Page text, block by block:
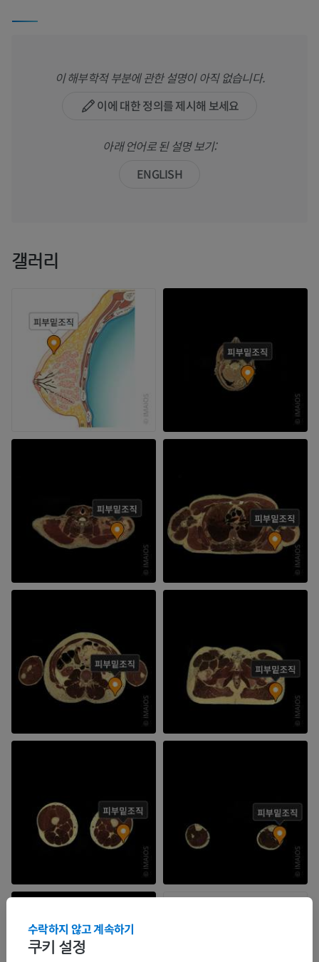
이 해부학적 부분에 관한 설명이 아직 없습니다.
이에 대한 정의를 제시해 보세요
아래 언어로 된 설명 보기:
ENGLISH
갤러리
쿠키 설정
수락하지 않고 계속하기